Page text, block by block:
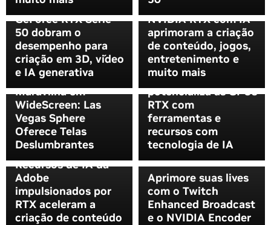
As novas GPUs
GeForce RTX Série
50 dobram o
desempenho para
criação em 3D, vídeo
e IA generativa
era da IA, os PCs
NVIDIA RTX com IA
aprimoram a criação
de conteúdo, jogos,
entretenimento e
muito mais
Maravilha em
WideScreen: Las
Vegas Sphere
Oferece Telas
Deslumbrantes
O melhor amigo da
GPU: O NVIDIA
potencializa as GPUs
RTX com
ferramentas e
recursos com
tecnologia de IA
MAXimum AI:
Recursos de IA da
Adobe
impulsionados por
RTX aceleram a
criação de conteúdo
Aprimore suas lives
com o Twitch
Enhanced Broadcast
e o NVIDIA Encoder